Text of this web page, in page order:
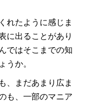
れたように感じま
に出ることがあり
ではそこまでの知
か。
、まだあまり広ま
も、一部のマニア